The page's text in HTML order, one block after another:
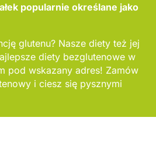
popularnie określane jako
glutenu? Nasze diety też jej
diety bezglutenowe w
pod wskazany adres! Zamów
i ciesz się pysznymi